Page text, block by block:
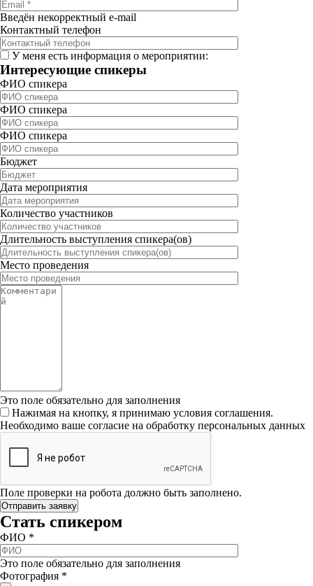
Введён некорректный e-mail
Контактный телефон
У меня есть информация о мероприятии:
Интересующие спикеры
ФИО спикера
ФИО спикера
ФИО спикера
Бюджет
Дата мероприятия
Количество участников
Длительность выступления спикера(ов)
Место проведения
Это поле обязательно для заполнения
Нажимая на кнопку, я принимаю условия соглашения.
Необходимо ваше согласие на обработку персональных данных
Поле проверки на робота должно быть заполнено.
Стать спикером
ФИО *
Это поле обязательно для заполнения
Фотография *